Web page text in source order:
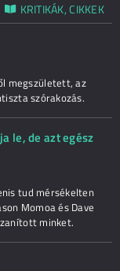
KRITIKÁK, CIKKEK
megszületett, az
szórakozás.
le, de azt egész
tud mérsékelten
Momoa és Dave
minket.